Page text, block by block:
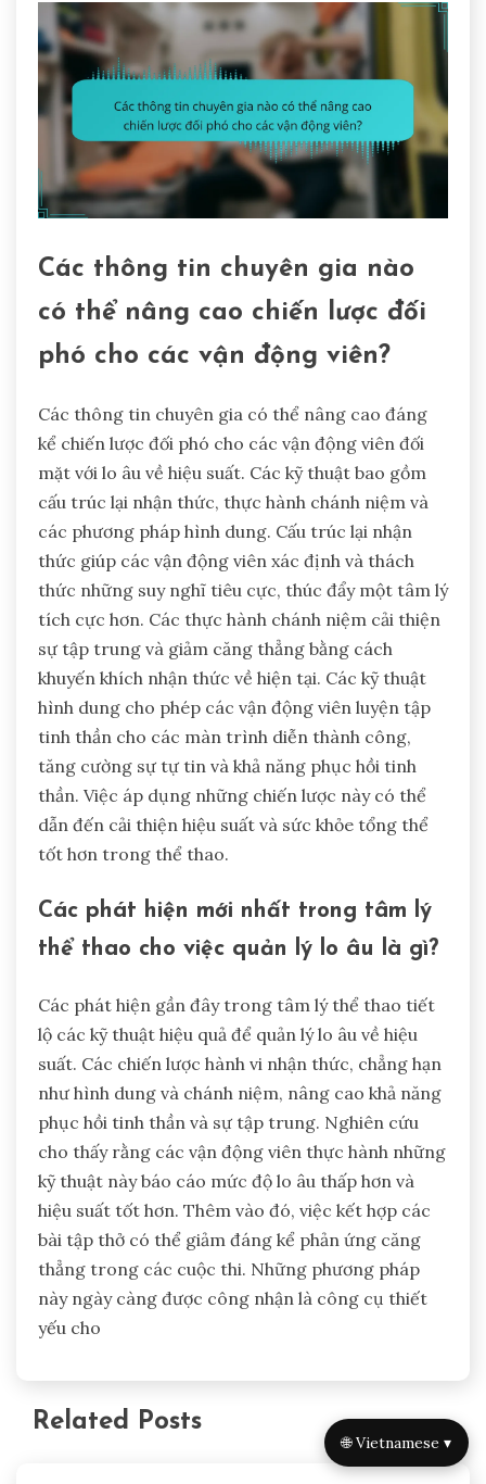
Các thông tin chuyên gia nào
có thể nâng cao chiến lược đối
phó cho các vận động viên?
Các thông tin chuyên gia có thể nâng cao đáng
kể chiến lược đối phó cho các vận động viên đối
mặt với lo âu về hiệu suất. Các kỹ thuật bao gồm
cấu trúc lại nhận thức, thực hành chánh niệm và
các phương pháp hình dung. Cấu trúc lại nhận
thức giúp các vận động viên xác định và thách
thức những suy nghĩ tiêu cực, thúc đẩy một tâm lý
tích cực hơn. Các thực hành chánh niệm cải thiện
sự tập trung và giảm căng thẳng bằng cách
khuyến khích nhận thức về hiện tại. Các kỹ thuật
hình dung cho phép các vận động viên luyện tập
tinh thần cho các màn trình diễn thành công,
tăng cường sự tự tin và khả năng phục hồi tinh
thần. Việc áp dụng những chiến lược này có thể
dẫn đến cải thiện hiệu suất và sức khỏe tổng thể
tốt hơn trong thể thao.
Các phát hiện mới nhất trong tâm lý
thể thao cho việc quản lý lo âu là gì?
Các phát hiện gần đây trong tâm lý thể thao tiết
lộ các kỹ thuật hiệu quả để quản lý lo âu về hiệu
suất. Các chiến lược hành vi nhận thức, chẳng hạn
như hình dung và chánh niệm, nâng cao khả năng
phục hồi tinh thần và sự tập trung. Nghiên cứu
cho thấy rằng các vận động viên thực hành những
kỹ thuật này báo cáo mức độ lo âu thấp hơn và
hiệu suất tốt hơn. Thêm vào đó, việc kết hợp các
bài tập thở có thể giảm đáng kể phản ứng căng
thẳng trong các cuộc thi. Những phương pháp
này ngày càng được công nhận là công cụ thiết
yếu cho
Related Posts
🌐 Vietnamese ▾